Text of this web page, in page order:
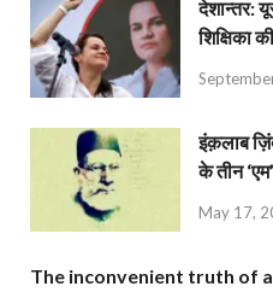
देशान्‍तर:
शिक्षिका
इंक़लाब
के तीन
May 17,
The inconvenient truth of